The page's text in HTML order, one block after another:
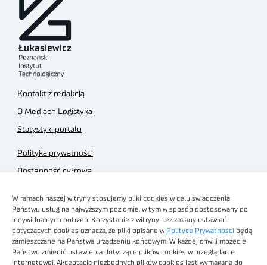
W ramach naszej witryny stosujemy pliki cookies w celu świadczenia
Państwu usług na najwyższym poziomie, w tym w sposób dostosowany do
indywidualnych potrzeb. Korzystanie z witryny bez zmiany ustawień
dotyczących cookies oznacza, że pliki opisane w Polityce Prywatności będą
zamieszczane na Państwa urządzeniu końcowym. W każdej chwili możecie
Państwo zmienić ustawienia dotyczące plików cookies w przeglądarce
internetowej. Akceptacja niezbędnych plików cookies jest wymagana do
Kontakt z redakcją
O Mediach Logistyka
Statystyki portalu
Polityka prywatności
Dostępność cyfrowa
Regulamin sklepu